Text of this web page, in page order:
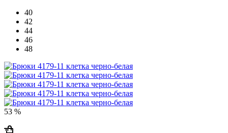
40
42
44
46
48
53 %